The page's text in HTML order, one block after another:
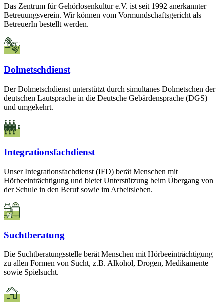
Das Zentrum für Gehörlosenkultur e.V. ist seit 1992 anerkannter
Betreuungsverein. Wir können vom Vormundschaftsgericht als
BetreuerIn bestellt werden.
Dolmetschdienst
Der Dolmetschdienst unterstützt durch simultanes Dolmetschen der
deutschen Lautsprache in die Deutsche Gebärdensprache (DGS)
und umgekehrt.
Integrationsfachdienst
Unser Integrationsfachdienst (IFD) berät Menschen mit
Hörbeeinträchtigung und bietet Unterstützung beim Übergang von
der Schule in den Beruf sowie im Arbeitsleben.
Suchtberatung
Die Suchtberatungsstelle berät Menschen mit Hörbeeinträchtigung
zu allen Formen von Sucht, z.B. Alkohol, Drogen, Medikamente
sowie Spielsucht.